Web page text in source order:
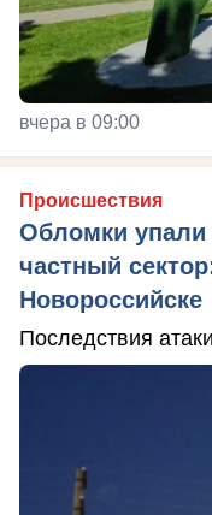
вчера в 09:00
Происшествия
Обломки упали
частный
Новороссийске
Последствия атаки